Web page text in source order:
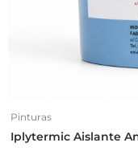
Pinturas
Iplytermic Aislante